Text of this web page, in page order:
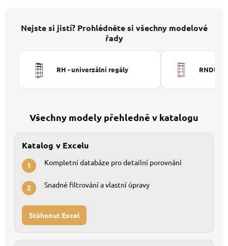
Nejste si jistí? Prohlédněte si všechny modelové
řady
RH - univerzální regály RNDU-
Všechny modely přehledně v katalogu
Katalog v Excelu
1 Kompletní databáze pro detailní porovnání
2 Snadné filtrování a vlastní úpravy
Stáhnout Excel